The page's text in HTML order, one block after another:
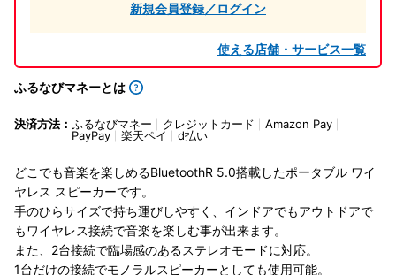
新規会員登録／ログイン
使える店舗・サービス一覧
ふるなびマネーとは
決済方法： ふるなびマネー クレジットカード
Amazon Pay
PayPay
楽天ペイ d払い
どこでも音楽を楽しめるBluetoothR 5.0搭載したポータブル ワイ
ヤレス スピーカーです。
手のひらサイズで持ち運びしやすく、インドアでもアウトドアで
もワイヤレス接続で音楽を楽しむ事が出来ます。
また、2台接続で臨場感のあるステレオモードに対応。
1台だけの接続でモノラルスピーカーとしても使用可能。